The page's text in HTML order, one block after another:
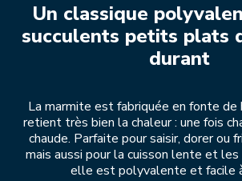
Un classique
succulents petits plats
durant
La marmite est fabriquée en fonte
retient très bien la chaleur : une fois
chaude. Parfaite pour saisir, dorer ou
mais aussi pour la cuisson lente et
elle est polyvalente et facile